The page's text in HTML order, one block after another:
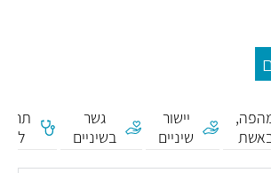
הפה
יישור
שיניים
גשר
בשיניים
לשון